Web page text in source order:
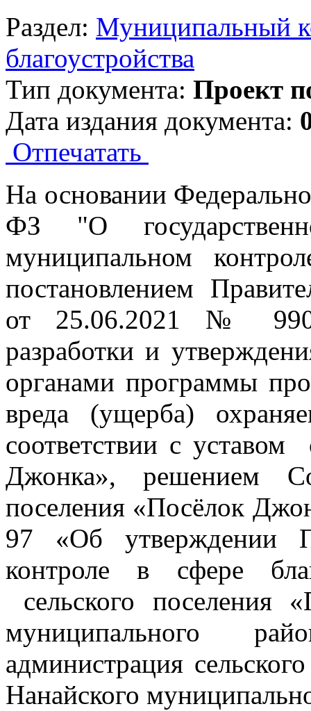
Раздел: Муниципальный
благоустройства
Тип документа: Проект
Дата издания документа:
Отпечатать
На основании
ФЗ "О
муниципальном
постановлением
от 25.06.2021 № 990
разработки и
органами программы
вреда (ущерба)
соответствии с уставом
Джонка», решением
поселения «Посёлок
97 «Об утверждении
контроле в сфере
сельского поселения
муниципального
администрация
Нанайского